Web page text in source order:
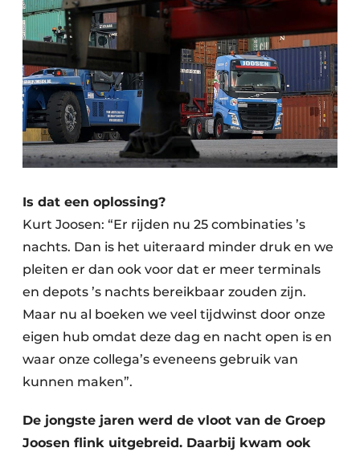
Is dat een oplossing?
Kurt Joosen: “Er rijden nu 25 combinaties ’s
nachts. Dan is het uiteraard minder druk en we
pleiten er dan ook voor dat er meer terminals
en depots ’s nachts bereikbaar zouden zijn.
Maar nu al boeken we veel tijdwinst door onze
eigen hub omdat deze dag en nacht open is en
waar onze collega’s eveneens gebruik van
kunnen maken”.
De jongste jaren werd de vloot van de Groep
Joosen flink uitgebreid. Daarbij kwam ook